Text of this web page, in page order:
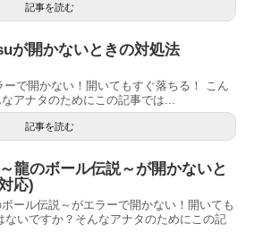
記事を読む
が開かないときの対処法
で開かない！開いてもすぐ落ちる！ こん
アナタのためにこの記事では...
記事を読む
龍のボール伝説～が開かないと
応)
ール伝説～がエラーで開かない！開いても
いですか？そんなアナタのためにこの記